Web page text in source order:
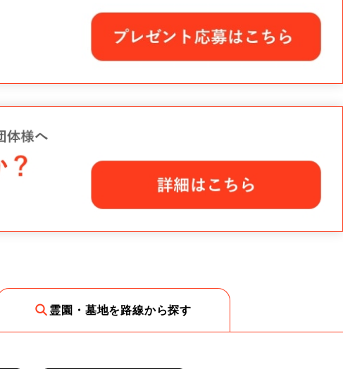
霊園・墓地を路線から探す